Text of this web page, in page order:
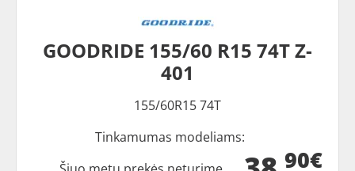
GOODRIDE 155/60 R15 74T Z-
401
155/60R15 74T
Tinkamumas modeliams:
90€